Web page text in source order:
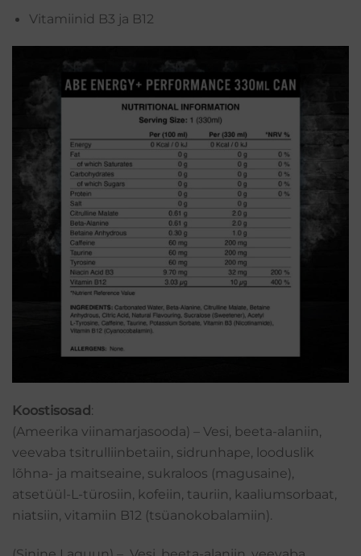
Vitamiinid B3 ja B12
Koostisosad :
(Ameerika viinamarjasooda) – Vesi, beeta-alaniin,
veevaba tsitrulliinbetaiin, sidrunhape, looduslik
lõhna- ja maitseaine, sukraloos (magusaine),
atsetüül-L-türosiin, kofeiin, tauriin, kaaliumsorbaat,
niatsiin, vitamiin B12 (tsüanokobalamiin).